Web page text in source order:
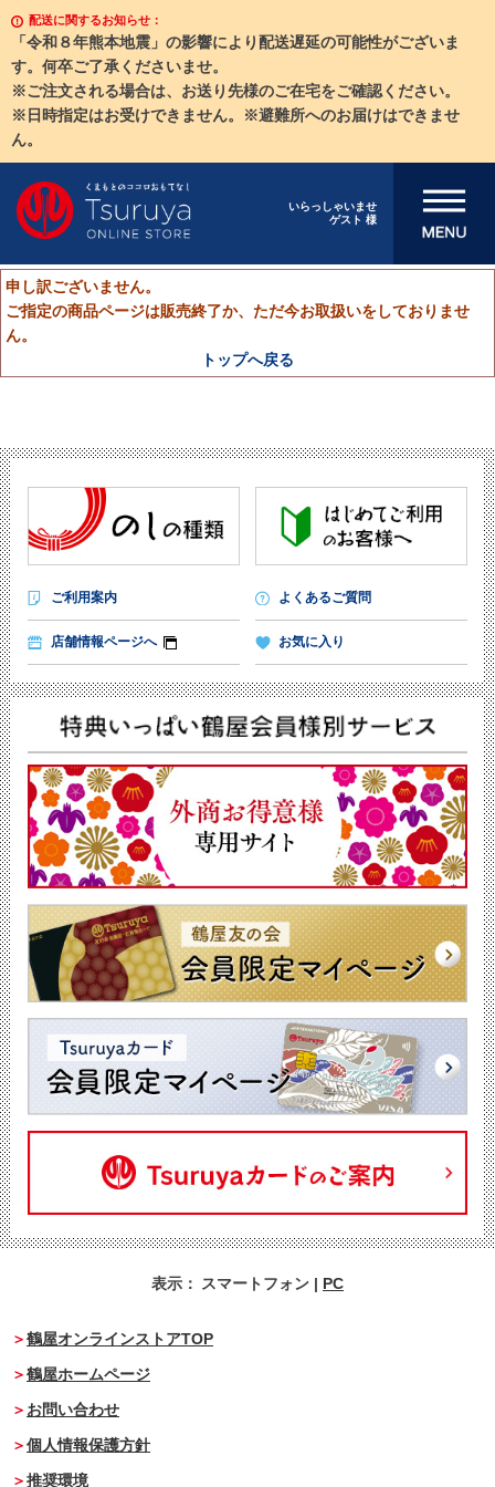
配送に関するお知らせ：
「令和８年熊本地震」の影響により配送遅延の可能性がございま
す。何卒ご了承くださいませ。
※ご注文される場合は、お送り先様のご在宅をご確認ください。
※日時指定はお受けできません。※避難所へのお届けはできませ
ん。
いらっしゃいませ
ゲスト 様
メニューを開
申し訳ございません。
ご指定の商品ページは販売終了か、ただ今お取扱いをしておりませ
ん。
トップへ戻る
ご利用案内 よくあるご質問
店舗情報ページへ お気に入り
表示： スマートフォン | PC
鶴屋オンラインストアTOP
鶴屋ホームページ
お問い合わせ
個人情報保護方針
推奨環境